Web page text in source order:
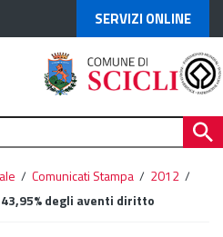
SERVIZI ONLINE
/ Comunicati Stampa / 2012 /
degli aventi diritto